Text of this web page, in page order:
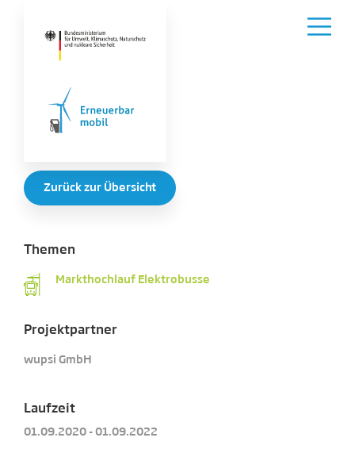
Zurück zur Übersicht
Themen
Markthochlauf Elektrobusse
Projektpartner
wupsi GmbH
Laufzeit
01.09.2020 - 01.09.2022